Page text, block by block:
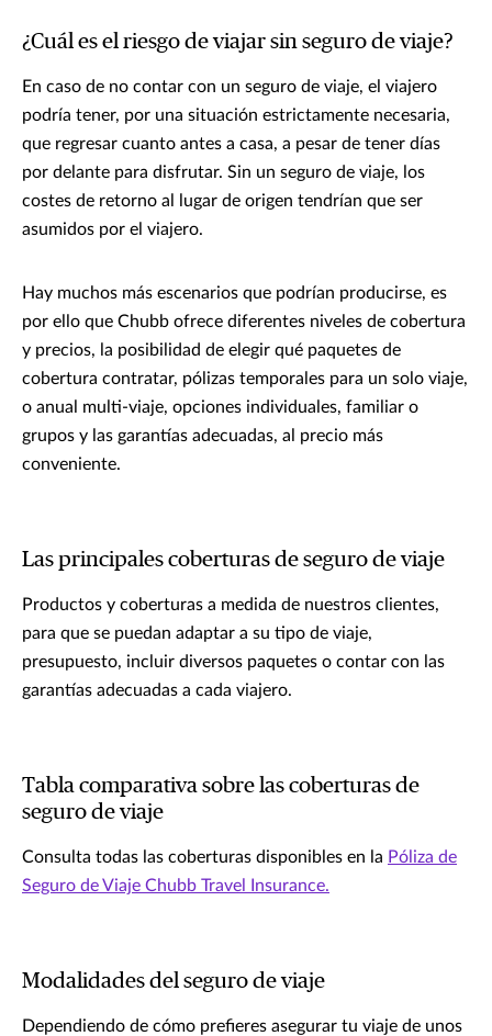
¿Cuál es el riesgo de viajar sin seguro de viaje?
En caso de no contar con un seguro de viaje, el viajero
podría tener, por una situación estrictamente necesaria,
que regresar cuanto antes a casa, a pesar de tener días
por delante para disfrutar. Sin un seguro de viaje, los
costes de retorno al lugar de origen tendrían que ser
asumidos por el viajero.
Hay muchos más escenarios que podrían producirse, es
por ello que Chubb ofrece diferentes niveles de cobertura
y precios, la posibilidad de elegir qué paquetes de
cobertura contratar, pólizas temporales para un solo viaje,
o anual multi-viaje, opciones individuales, familiar o
grupos y las garantías adecuadas, al precio más
conveniente.
Las principales coberturas de seguro de viaje
Productos y coberturas a medida de nuestros clientes,
para que se puedan adaptar a su tipo de viaje,
presupuesto, incluir diversos paquetes o contar con las
garantías adecuadas a cada viajero.
Tabla comparativa sobre las coberturas de
seguro de viaje
Consulta todas las coberturas disponibles en la Póliza de
Seguro de Viaje Chubb Travel Insurance.
Modalidades del seguro de viaje
Dependiendo de cómo prefieres asegurar tu viaje de unos